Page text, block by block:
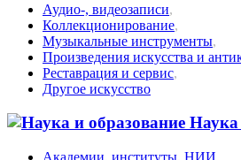
Аудио-, видеозаписи,
Коллекционирование,
Музыкальные инструменты,
Произведения искусства и
Реставрация и сервис,
Другое искусство
Наука
Академии, институты, НИИ,